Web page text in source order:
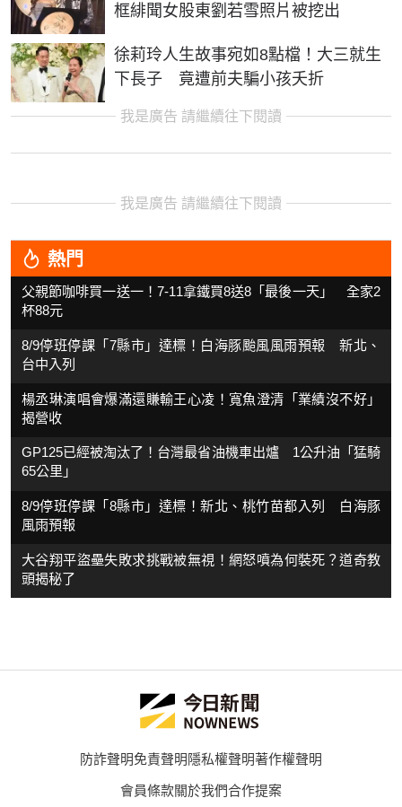
框緋聞女股東劉若雪照片被挖出
徐莉玲人生故事宛如8點檔！大三就生
下長子 竟遭前夫騙小孩夭折
我是廣告 請繼續往下閱讀
我是廣告 請繼續往下閱讀
熱門
父親節咖啡買一送一！7-11拿鐵買8送8「最後一天」 全家2
杯88元
8/9停班停課「7縣市」達標！白海豚颱風風雨預報 新北、
台中入列
楊丞琳演唱會爆滿還賺輸王心凌！寬魚澄清「業績沒不好」
揭營收
GP125已經被淘汰了！台灣最省油機車出爐 1公升油「猛騎
65公里」
8/9停班停課「8縣市」達標！新北、桃竹苗都入列 白海豚
風雨預報
大谷翔平盜壘失敗求挑戰被無視！網怒噴為何裝死？道奇教
頭揭秘了
防詐聲明免責聲明隱私權聲明著作權聲明
會員條款關於我們合作提案